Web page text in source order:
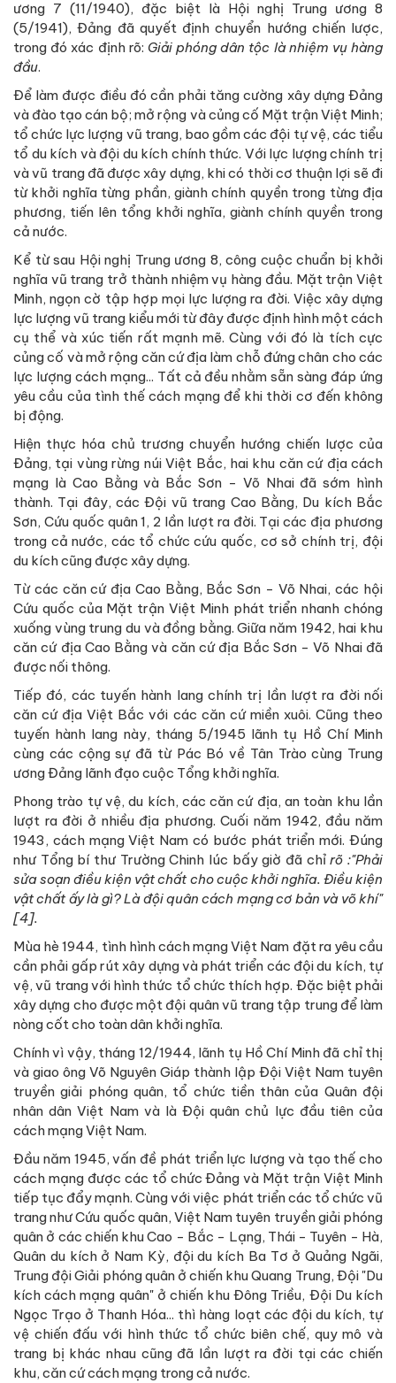
ương 7 (11/1940), đặc biệt là Hội nghị Trung ương 8
(5/1941), Đảng đã quyết định chuyển hướng chiến lược,
trong đó xác định rõ: Giải phóng dân tộc là nhiệm vụ hàng
đầu.
Để làm được điều đó cần phải tăng cường xây dựng Đảng
và đào tạo cán bộ; mở rộng và củng cố Mặt trận Việt Minh;
tổ chức lực lượng vũ trang, bao gồm các đội tự vệ, các tiểu
tổ du kích và đội du kích chính thức. Với lực lượng chính trị
và vũ trang đã được xây dựng, khi có thời cơ thuận lợi sẽ đi
từ khởi nghĩa từng phần, giành chính quyền trong từng địa
phương, tiến lên tổng khởi nghĩa, giành chính quyền trong
cả nước.
Kể từ sau Hội nghị Trung ương 8, công cuộc chuẩn bị khởi
nghĩa vũ trang trở thành nhiệm vụ hàng đầu. Mặt trận Việt
Minh, ngọn cờ tập hợp mọi lực lượng ra đời. Việc xây dựng
lực lượng vũ trang kiểu mới từ đây được định hình một cách
cụ thể và xúc tiến rất mạnh mẽ. Cùng với đó là tích cực
củng cố và mở rộng căn cứ địa làm chỗ đứng chân cho các
lực lượng cách mạng... Tất cả đều nhằm sẵn sàng đáp ứng
yêu cầu của tình thế cách mạng để khi thời cơ đến không
bị động.
Hiện thực hóa chủ trương chuyển hướng chiến lược của
Đảng, tại vùng rừng núi Việt Bắc, hai khu căn cứ địa cách
mạng là Cao Bằng và Bắc Sơn - Võ Nhai đã sớm hình
thành. Tại đây, các Đội vũ trang Cao Bằng, Du kích Bắc
Sơn, Cứu quốc quân 1, 2 lần lượt ra đời. Tại các địa phương
trong cả nước, các tổ chức cứu quốc, cơ sở chính trị, đội
du kích cũng được xây dựng.
Từ các căn cứ địa Cao Bằng, Bắc Sơn - Võ Nhai, các hội
Cứu quốc của Mặt trận Việt Minh phát triển nhanh chóng
xuống vùng trung du và đồng bằng. Giữa năm 1942, hai khu
căn cứ địa Cao Bằng và căn cứ địa Bắc Sơn - Võ Nhai đã
được nối thông.
Tiếp đó, các tuyến hành lang chính trị lần lượt ra đời nối
căn cứ địa Việt Bắc với các căn cứ miền xuôi. Cũng theo
tuyến hành lang này, tháng 5/1945 lãnh tụ Hồ Chí Minh
cùng các cộng sự đã từ Pác Bó về Tân Trào cùng Trung
ương Đảng lãnh đạo cuộc Tổng khởi nghĩa.
Phong trào tự vệ, du kích, các căn cứ địa, an toàn khu lần
lượt ra đời ở nhiều địa phương. Cuối năm 1942, đầu năm
1943, cách mạng Việt Nam có bước phát triển mới. Đúng
như Tổng bí thư Trường Chinh lúc bấy giờ đã chỉrõ :"Phải
sửa soạn điều kiện vật chất cho cuộc khởi nghĩa. Điều kiện
vật chất ấy là gì? Là đội quân cách mạng cơ bản và võ khí"
[4].
Mùa hè 1944, tình hình cách mạng Việt Nam đặt ra yêu cầu
cần phải gấp rút xây dựng và phát triển các đội du kích, tự
vệ, vũ trang với hình thức tổ chức thích hợp. Đặc biệt phải
xây dựng cho được một đội quân vũ trang tập trung để làm
nòng cốt cho toàn dân khởi nghĩa.
Chính vì vậy, tháng 12/1944, lãnh tụ Hồ Chí Minh đã chỉ thị
và giao ông Võ Nguyên Giáp thành lập Đội Việt Nam tuyên
truyền giải phóng quân, tổ chức tiền thân của Quân đội
nhân dân Việt Nam và là Đội quân chủ lực đầu tiên của
cách mạng Việt Nam.
Đầu năm 1945, vấn đề phát triển lực lượng và tạo thế cho
cách mạng được các tổ chức Đảng và Mặt trận Việt Minh
tiếp tục đẩy mạnh. Cùng với việc phát triển các tổ chức vũ
trang như Cứu quốc quân, Việt Nam tuyên truyền giải phóng
quân ở các chiến khu Cao - Bắc - Lạng, Thái - Tuyên - Hà,
Quân du kích ở Nam Kỳ, đội du kích Ba Tơ ở Quảng Ngãi,
Trung đội Giải phóng quân ở chiến khu Quang Trung, Đội "Du
kích cách mạng quân" ở chiến khu Đông Triều, Đội Du kích
Ngọc Trạo ở Thanh Hóa... thì hàng loạt các đội du kích, tự
vệ chiến đấu với hình thức tổ chức biên chế, quy mô và
trang bị khác nhau cũng đã lần lượt ra đời tại các chiến
khu, căn cứ cách mạng trong cả nước.